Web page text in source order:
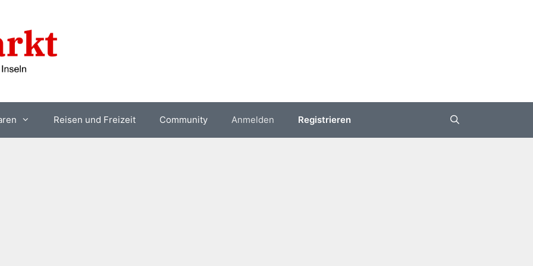
Reisen und Freizeit Community Anmelden Registrieren